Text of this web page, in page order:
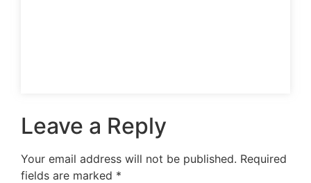
Leave a Reply
Your email address will not be published. Required
fields are marked *